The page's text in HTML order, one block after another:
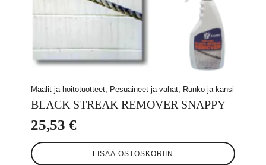
Maalit ja hoitotuotteet, Pesuaineet ja vahat, Runko ja kansi
BLACK STREAK REMOVER SNAPPY
25,53 €
LISÄÄ OSTOSKORIIN